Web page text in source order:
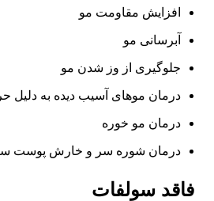
افزایش مقاومت مو
آبرسانی مو
جلوگیری از وز شدن مو
درمان موهای آسیب دیده به دلیل
درمان مو خوره
درمان شوره سر و خارش پوست
فاقد سولفات